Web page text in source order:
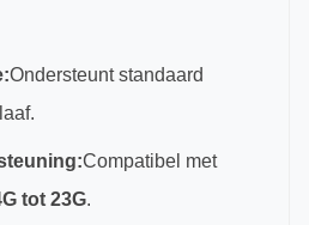
Ondersteunt standaard
Compatibel met
tot 23G.